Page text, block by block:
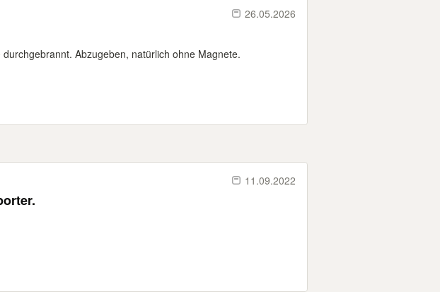
26.05.2026
Abzugeben, natürlich ohne Magnete.
11.09.2022